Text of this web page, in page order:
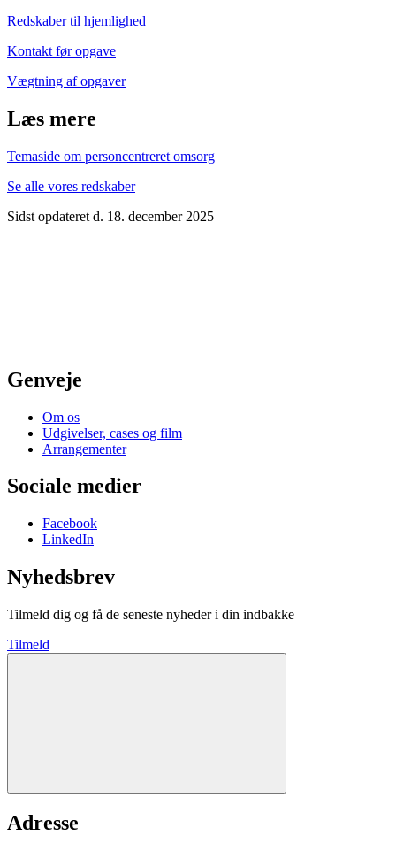
Redskaber til hjemlighed
Kontakt før opgave
Vægtning af opgaver
Læs mere
Temaside om personcentreret omsorg
Se alle vores redskaber
Sidst opdateret d. 18. december 2025
Genveje
Om os
Udgivelser, cases og film
Arrangementer
Sociale medier
Facebook
LinkedIn
Nyhedsbrev
Tilmeld dig og få de seneste nyheder i din indbakke
Tilmeld
Adresse